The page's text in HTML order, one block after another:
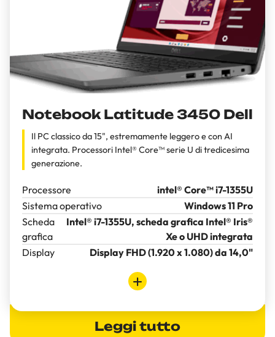
Notebook Latitude 3450 Dell
Il PC classico da 15", estremamente leggero e con AI
integrata. Processori Intel® Core™ serie U di tredicesima
generazione.
Processore
intel® Core™ i7-1355U
Sistema operativo
Windows 11 Pro
Scheda
grafica
Intel® i7-1355U, scheda grafica Intel® Iris®
Xe o UHD integrata
Display
Display FHD (1.920 x 1.080) da 14,0"
Leggi tutto